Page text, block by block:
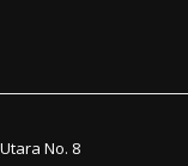
No. 8